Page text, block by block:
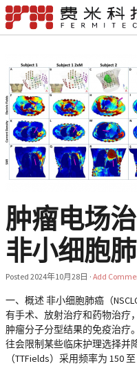
肿瘤电场
非小细胞
Posted 2024年10月28日 · Add
一、概述 非小细胞肺癌（
有手术、放射治疗和药物治疗
肿瘤分子分型结果的免疫治疗
往会限制某些临床护理选择并
（TTFields）采用频率为 150